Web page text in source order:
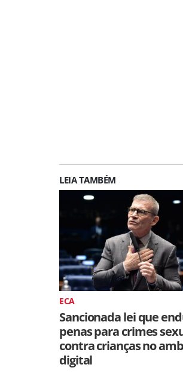
LEIA TAMBÉM
ECA
Sancionada lei que
penas para crimes
contra crianças no
digital